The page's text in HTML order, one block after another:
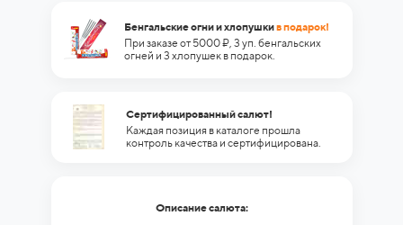
Бенгальские огни и хлопушкив подарок!
При заказе от 5000 ₽, 3 уп. бенгальских
огней и 3 хлопушек в подарок.
Сертифицированный салют!
Каждая позиция в каталоге прошла
контроль качества и сертифицирована.
Описание салюта: